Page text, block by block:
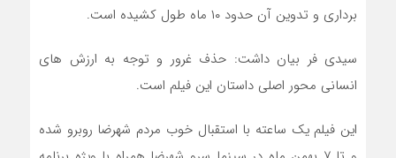
برداری و تدوین آن حدود ۱۰ ماه طول کشیده است.
سیدی فر بیان داشت: حذف غرور و توجه به ارزش های
انسانی محور اصلی داستان این فیلم است.
این فیلم یک ساعته با استقبال خوب مردم شهرضا روبرو شده